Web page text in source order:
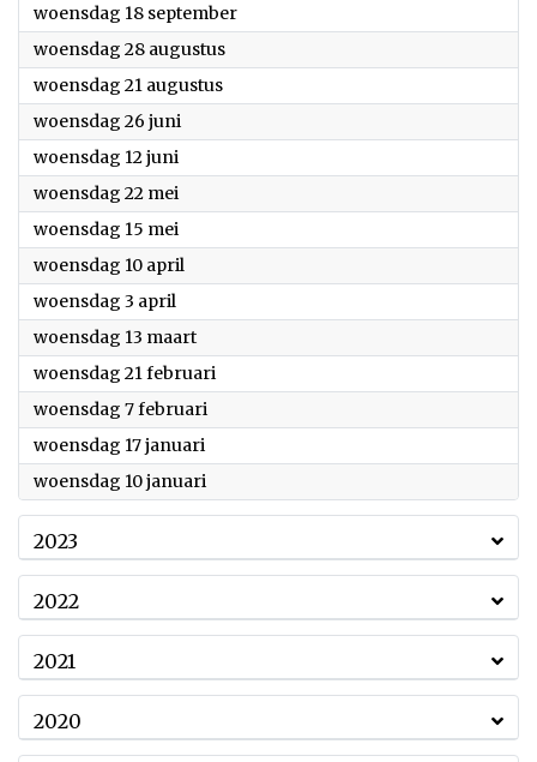
woensdag 18 september2024
woensdag 28 augustus2024
woensdag 21 augustus2024
woensdag 26 juni
woensdag 12 juni
woensdag 22 mei
woensdag 15 mei
woensdag 10 april
woensdag 3 april
woensdag 13 maart2024
woensdag 21 februari
woensdag 7 februari
woensdag 17 januari
woensdag 10 januari
2023
2022
2021
2020